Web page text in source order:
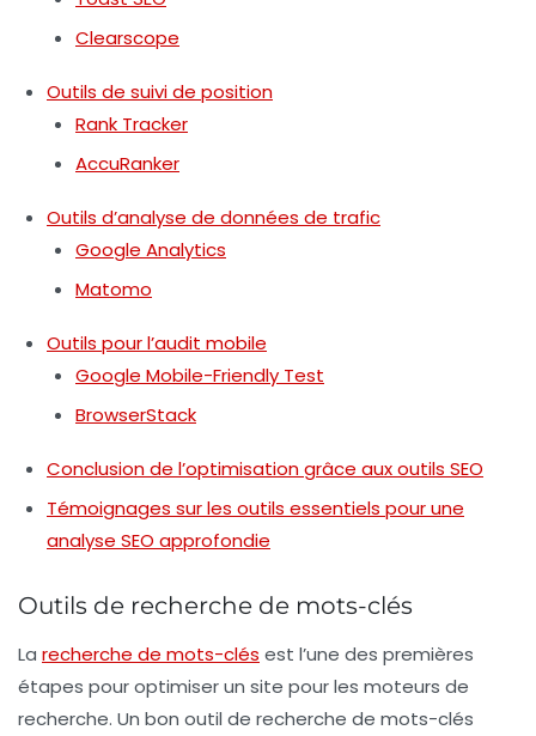
Clearscope
Outils de suivi de position
Rank Tracker
AccuRanker
Outils d’analyse de données de trafic
Google Analytics
Matomo
Outils pour l’audit mobile
Google Mobile-Friendly Test
BrowserStack
Conclusion de l’optimisation grâce aux outils SEO
Témoignages sur les outils essentiels pour une
analyse SEO approfondie
Outils de recherche de mots-clés
La recherche de mots-clés est l’une des premières
étapes pour optimiser un site pour les moteurs de
recherche. Un bon outil de recherche de mots-clés